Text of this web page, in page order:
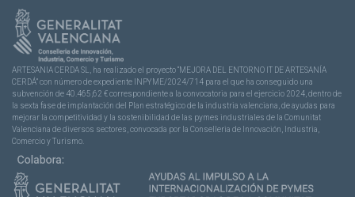
ARTESANIA CERDA SL, ha realizado el proyecto “MEJORA DEL ENTORNO IT DE ARTESANÍA
CERDÁ” con número de expediente INPYME/2024/714 para el que ha conseguido una
subvención de 40.465,62 € correspondiente a la convocatoria para el ejercicio 2024, dentro de
la sexta fase de implantación del Plan estratégico de la industria valenciana, de ayudas para
mejorar la competitividad y la sostenibilidad de las pymes industriales de la Comunitat
Valenciana de diversos sectores, convocada por la Conselleria de Innovación, Industria,
Comercio y Turismo.